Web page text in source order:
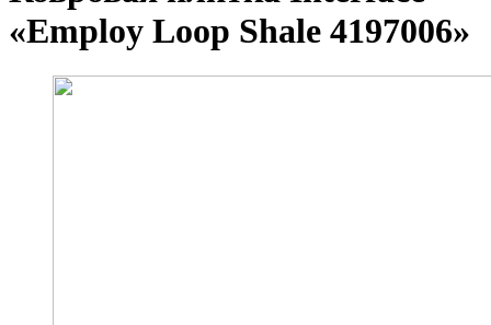
«Employ Loop Shale 4197006»